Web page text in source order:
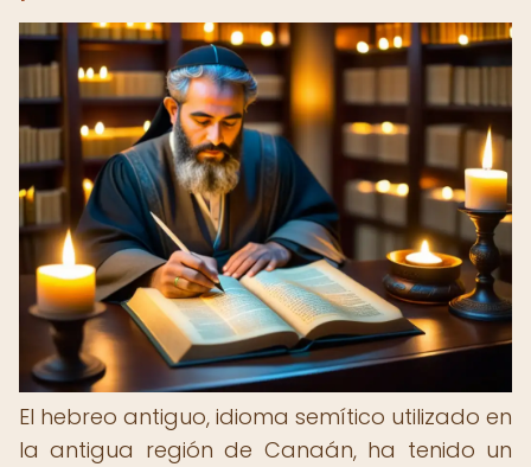
El hebreo antiguo, idioma semítico utilizado en
la antigua región de Canaán, ha tenido un